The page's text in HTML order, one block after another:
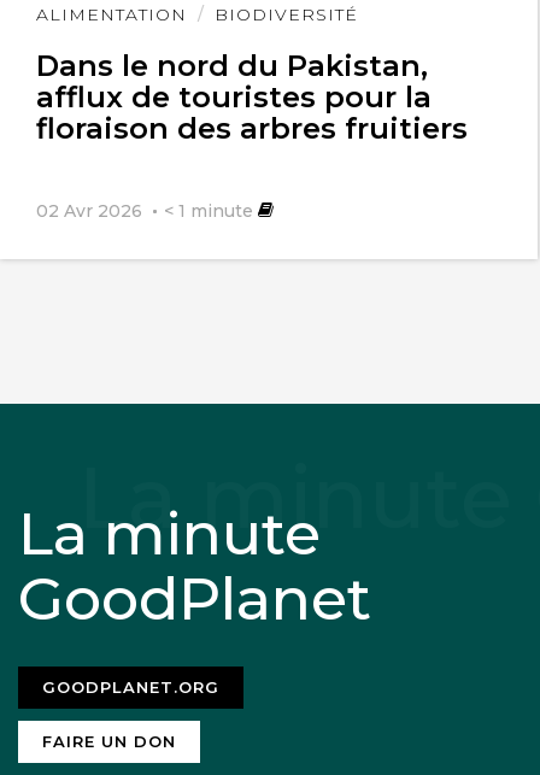
ALIMENTATION BIODIVERSITÉ
Dans le nord du Pakistan,
afflux de touristes pour la
floraison des arbres fruitiers
02 Avr 2026 < 1 minute
Lire
La minute
GoodPlanet
GOODPLANET.ORG
FAIRE UN DON